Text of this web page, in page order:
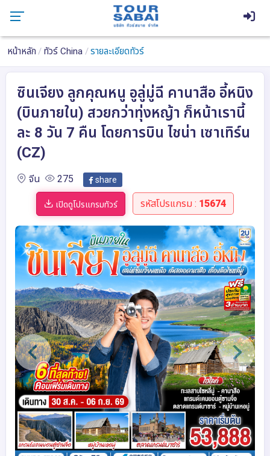
หน้าหลัก ทัวร์ China รายละเอียดทัวร์
ซินเจียง ลูกคุณหนู อูลู่มู่ฉี คานาสือ อี้หนิง
(บินภายใน) สวยกว่าทุ่งหญ้า ก็หน้าเรานี้
ละ 8 วัน 7 คืน โดยการบิน ไชน่า เซาเทิร์น
(CZ)
จีน 275 share
เปิดดูโปรแกรมทัวร์ รหัสโปรแกรม : 15674